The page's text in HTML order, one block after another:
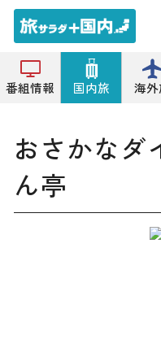
番組情報 国内旅 海外
トップ
バー/洋風居酒屋/
おさかなダイニング ぎんり
おさかなダ
ん亭